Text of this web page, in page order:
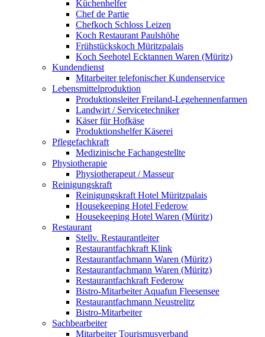
Küchenhelfer
Chef de Partie
Chefkoch Schloss Leizen
Koch Restaurant Paulshöhe
Frühstückskoch Müritzpalais
Koch Seehotel Ecktannen Waren (Müritz)
Kundendienst
Mitarbeiter telefonischer Kundenservice
Lebensmittelproduktion
Produktionsleiter Freiland-Legehennenfarmen
Landwirt / Servicetechniker
Käser für Hofkäse
Produktionshelfer Käserei
Pflegefachkraft
Medizinische Fachangestellte
Physiotherapie
Physiotherapeut / Masseur
Reinigungskraft
Reinigungskraft Hotel Müritzpalais
Housekeeping Hotel Federow
Housekeeping Hotel Waren (Müritz)
Restaurant
Stellv. Restaurantleiter
Restaurantfachkraft Klink
Restaurantfachmann Waren (Müritz)
Restaurantfachmann Waren (Müritz)
Restaurantfachkraft Federow
Bistro-Mitarbeiter Aquafun Fleesensee
Restaurantfachmann Neustrelitz
Bistro-Mitarbeiter
Sachbearbeiter
Mitarbeiter Tourismusverband